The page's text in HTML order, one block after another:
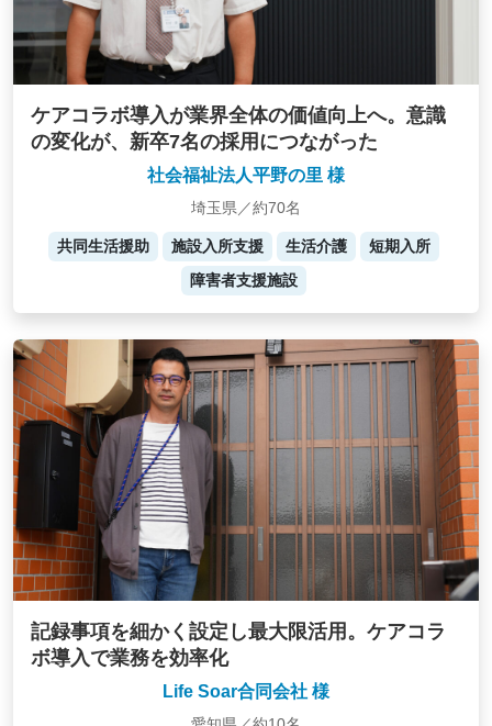
ケアコラボ導入が業界全体の価値向上へ。意識
の変化が、新卒7名の採用につながった
社会福祉法人平野の里 様
埼玉県／約70名
共同生活援助 施設入所支援 生活介護
短期入所
障害者支援施設
記録事項を細かく設定し最大限活用。ケアコラ
ボ導入で業務を効率化
Life Soar合同会社 様